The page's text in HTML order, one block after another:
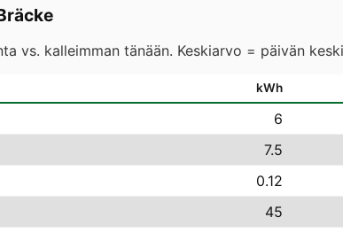
vs. kalleimman tänään. Keskiarvo = päivän
kWh
6
7.5
0.12
45